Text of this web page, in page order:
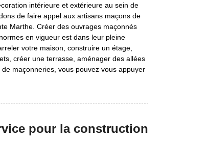
intérieure et extérieure au sein de
de faire appel aux artisans maçons de
Marthe. Créer des ouvrages maçonnés
en vigueur est dans leur pleine
votre maison, construire un étage,
créer une terrasse, aménager des allées
maçonneries, vous pouvez vous appuyer
pour la construction